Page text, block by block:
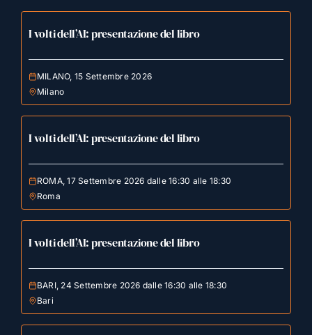
I volti dell’AI: presentazione del libro
MILANO, 15 Settembre 2026
Milano
I volti dell’AI: presentazione del libro
ROMA, 17 Settembre 2026 dalle 16:30 alle 18:30
Roma
I volti dell’AI: presentazione del libro
BARI, 24 Settembre 2026 dalle 16:30 alle 18:30
Bari